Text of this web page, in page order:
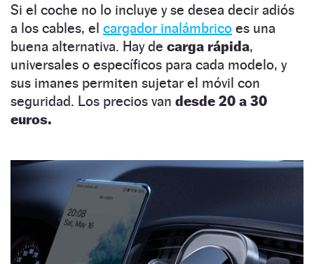
Si el coche no lo incluye y se desea decir adiós
a los cables, el cargador inalámbrico es una
buena alternativa. Hay de carga rápida,
universales o específicos para cada modelo, y
sus imanes permiten sujetar el móvil con
seguridad. Los precios van desde 20 a 30
euros.